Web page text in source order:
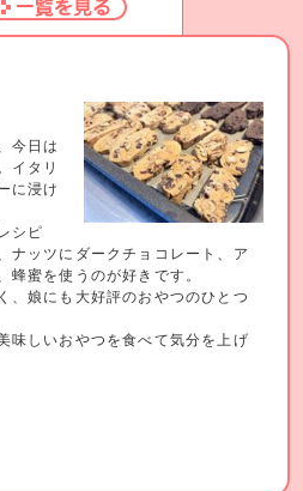
今日は
イタリ
に浸け
シピ
ナッツにダークチョコレート、ア
蜂蜜を使うのが好きです。
、娘にも大好評のおやつのひとつ
味しいおやつを食べて気分を上げ